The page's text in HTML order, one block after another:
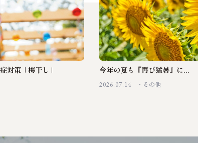
対策「梅干し」 今年の夏も『再び猛暑』に…
2026.07.14 その他